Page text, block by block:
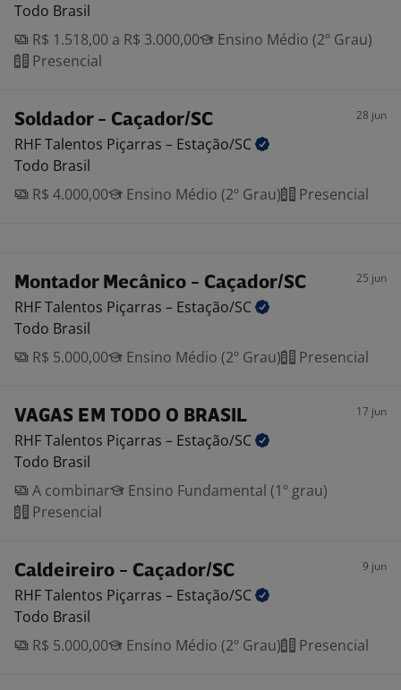
Todo Brasil
R$ 1.518,00 a R$ 3.000,00
Ensino Médio (2º Grau)
Presencial
Soldador - Caçador/SC 28 jun
RHF Talentos Piçarras – Estação/SC
Todo Brasil
R$ 4.000,00
Ensino Médio (2º Grau) Presencial
Montador Mecânico - Caçador/SC 25 jun
RHF Talentos Piçarras – Estação/SC
Todo Brasil
R$ 5.000,00
Ensino Médio (2º Grau) Presencial
VAGAS EM TODO O BRASIL 17 jun
RHF Talentos Piçarras – Estação/SC
Todo Brasil
A combinar
Ensino Fundamental (1º grau)
Presencial
Caldeireiro - Caçador/SC 9 jun
RHF Talentos Piçarras – Estação/SC
Todo Brasil
R$ 5.000,00
Ensino Médio (2º Grau) Presencial